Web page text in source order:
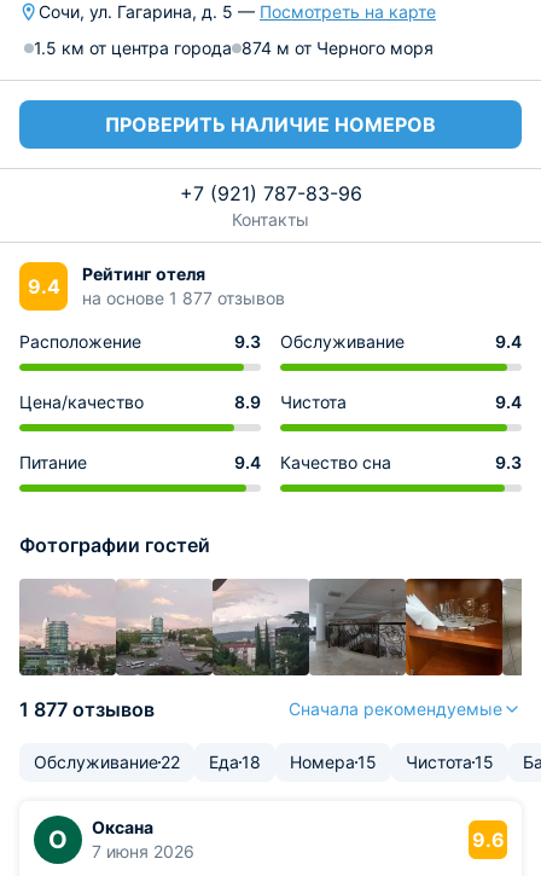
Сочи, ул. Гагарина, д. 5 — Посмотреть на карте
1.5 км от центра города 874 м от Черного моря
ПРОВЕРИТЬ НАЛИЧИЕ НОМЕРОВ
+7 (921) 787-83-96
Контакты
9.4
Рейтинг отеля
на основе 1 877 отзывов
Расположение 9.3 Обслуживание 9.4
Цена/качество 8.9 Чистота 9.4
Питание 9.4 Качество сна 9.3
Фотографии гостей
1 877 отзывов Сначала рекомендуемые
Обслуживание22 Еда18 Номера15 Чистота15
О
Оксана
7 июня 2026
9.6